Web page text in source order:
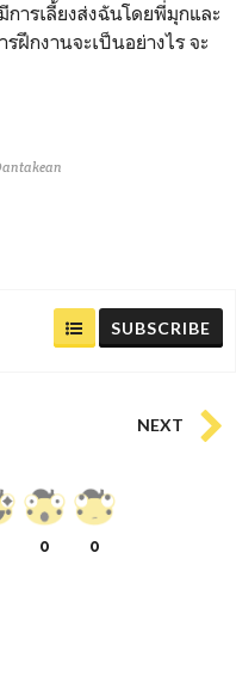
ารเลี้ยงส่งฉันโดยพี่มุกและ
ฝึกงานจะเป็นอย่างไร จะ
SUBSCRIBE
NEXT
0 0